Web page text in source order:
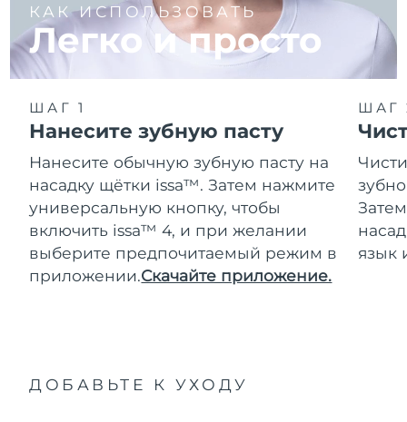
КАК ИСПОЛЬЗОВАТЬ
Легко и просто
ШАГ 1
Нанесите зубную пасту
Нанесите обычную зубную пасту на
насадку щётки issa™. Затем нажмите
универсальную кнопку, чтобы
включить issa™ 4, и при желании
выберите предпочитаемый режим в
приложении.Скачайте приложение.
ШАГ
язык
ДОБАВЬТЕ К УХОДУ